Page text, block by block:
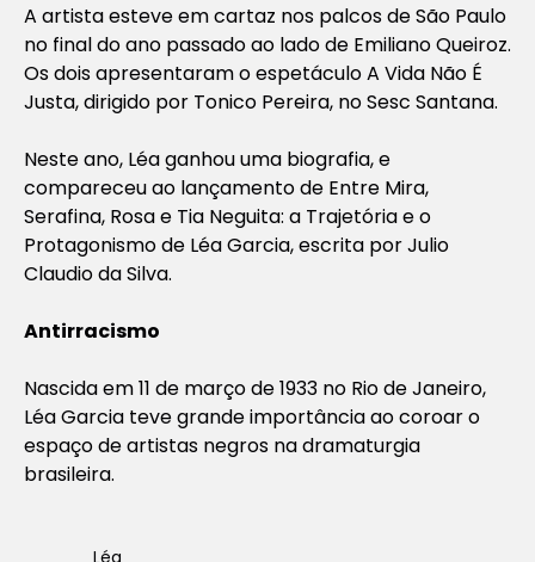
A artista esteve em cartaz nos palcos de São Paulo
no final do ano passado ao lado de Emiliano Queiroz.
Os dois apresentaram o espetáculo A Vida Não É
Justa, dirigido por Tonico Pereira, no Sesc Santana.
Neste ano, Léa ganhou uma biografia, e
compareceu ao lançamento de Entre Mira,
Serafina, Rosa e Tia Neguita: a Trajetória e o
Protagonismo de Léa Garcia, escrita por Julio
Claudio da Silva.
Antirracismo
Nascida em 11 de março de 1933 no Rio de Janeiro,
Léa Garcia teve grande importância ao coroar o
espaço de artistas negros na dramaturgia
brasileira.
Léa